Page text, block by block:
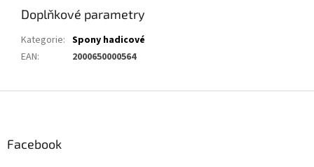
Doplňkové parametry
Kategorie: Spony hadicové
EAN: 2000650000564
Facebook